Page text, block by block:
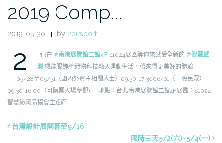
2019 Comp...
2019-05-30 by 2pirsport
2 PIR在 #南港展覽館二館4F S1024展區等你來感受全新的 #智慧感
測 機能服飾將織物科技融入運動生活，帶來得更美好的體驗
05/28至05/31（國內外買主相關人士） 09:30-17:3006/01（一般民眾）
09:30-16:00（可購票入場參觀)
地點：台北南港展覽館二館4F展攤：S1024
智慧紡織品協會主題館
台灣設計展開幕至9/16
限時三天5/2(六)~5/4(一)